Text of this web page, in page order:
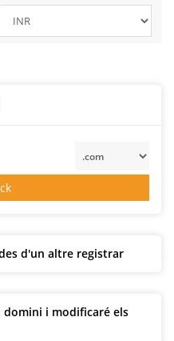
d'un altre registrar
i modificaré els